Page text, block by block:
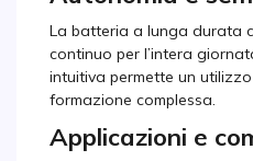
La batteria a lunga durata
continuo per l’intera
intuitiva permette un
formazione complessa.
Applicazioni e